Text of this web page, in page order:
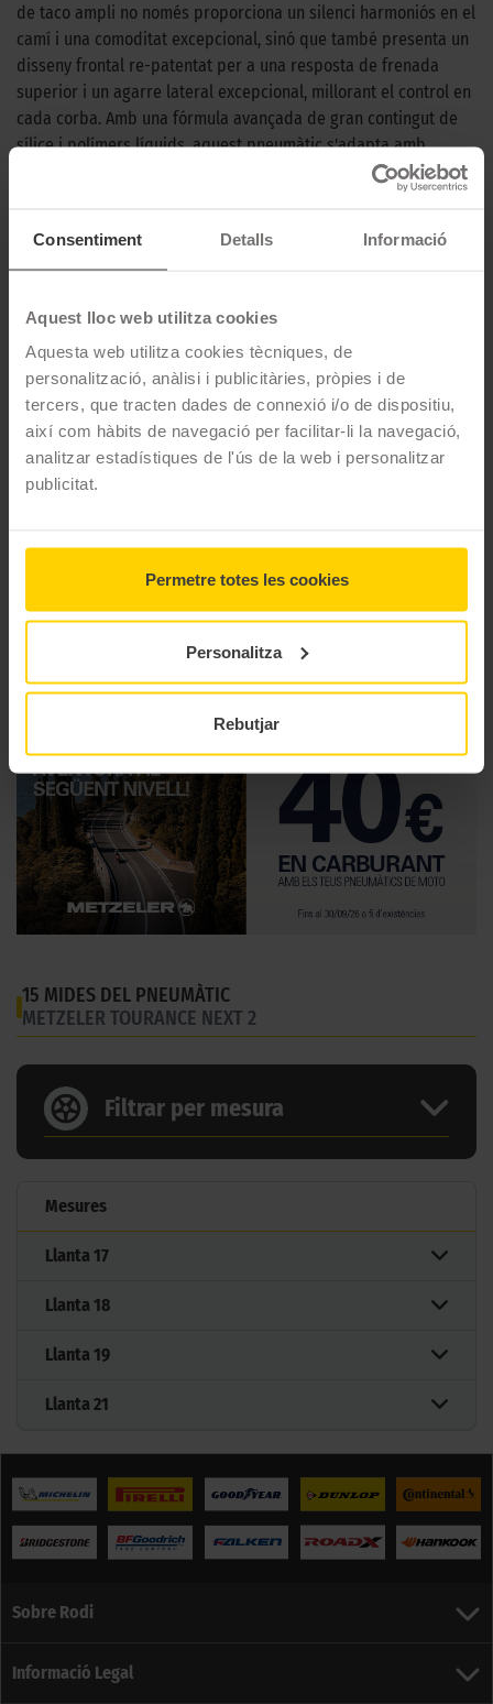
Consentiment Detalls Informació
Aquest lloc web utilitza cookies
Aquesta web utilitza cookies tècniques, de
personalització, anàlisi i publicitàries, pròpies i de
tercers, que tracten dades de connexió i/o de dispositiu,
així com hàbits de navegació per facilitar-li la navegació,
analitzar estadístiques de l'ús de la web i personalitzar
publicitat.
Permetre totes les cookies
Personalitza
Rebutjar
de taco ampli no només proporciona un silenci harmoniós en el
camí i una comoditat excepcional, sinó que també presenta un
disseny frontal re-patentat per a una resposta de frenada
superior i un agarre lateral excepcional, millorant el control en
cada corba. Amb una fórmula avançada de gran contingut de
sílice i polímers líquids, aquest pneumàtic s'adapta amb
confiança a condicions humides, mantenint l'estabilitat i la
consistència del cautxú. La tecnologia Metzeler Dymatec
que s'adapten a cada inclinació, especialment dissenyades per
a motos d'enduro urbanes. Els espatlles amb compost 100% de
compost milloren l'estabilitat general. Desperta el teu esperit
viatger i conquista cada ruta amb el Metzeler TOURANCE NEXT
2, el company inquebrantable de les teves aventures a la
carretera.
CARACTERÍSTIQUES TÈCNIQUES
Asfaltico
15 MIDES DEL PNEUMÀTIC
METZELER TOURANCE NEXT 2
Filtrar per mesura
Mesures
Llanta 17
Llanta 18
Llanta 19
Llanta 21
Sobre Rodi
Informació Legal